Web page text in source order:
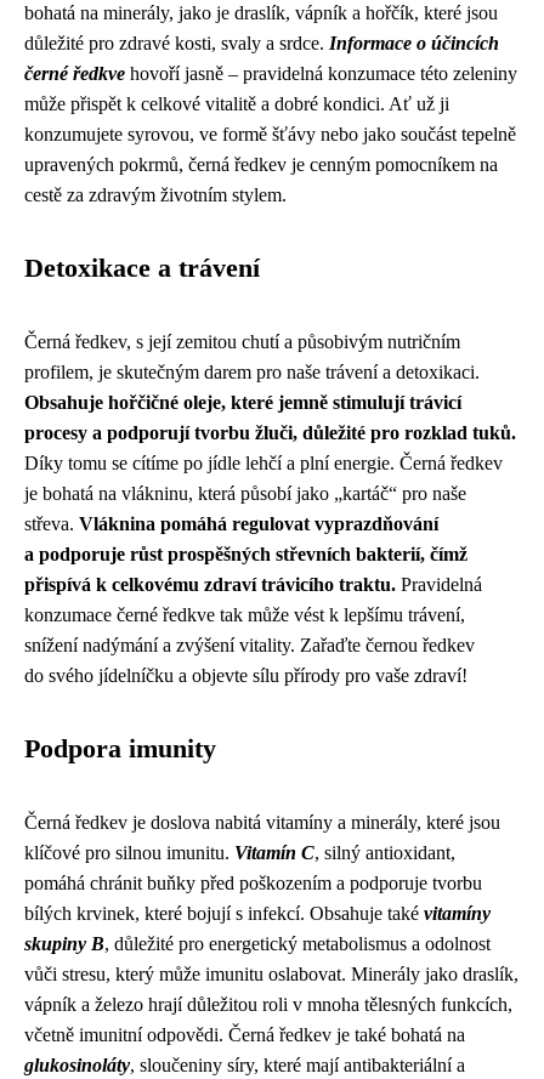
bohatá na minerály, jako je draslík, vápník a hořčík, které jsou
důležité pro zdravé kosti, svaly a srdce. Informace o účincích
černé ředkve hovoří jasně – pravidelná konzumace této zeleniny
může přispět k celkové vitalitě a dobré kondici. Ať už ji
konzumujete syrovou, ve formě šťávy nebo jako součást tepelně
upravených pokrmů, černá ředkev je cenným pomocníkem na
cestě za zdravým životním stylem.
Detoxikace a trávení
Černá ředkev, s její zemitou chutí a působivým nutričním
profilem, je skutečným darem pro naše trávení a detoxikaci.
Obsahuje hořčičné oleje, které jemně stimulují trávicí
procesy a podporují tvorbu žluči, důležité pro rozklad tuků.
Díky tomu se cítíme po jídle lehčí a plní energie. Černá ředkev
je bohatá na vlákninu, která působí jako „kartáč“ pro naše
střeva. Vláknina pomáhá regulovat vyprazdňování
a podporuje růst prospěšných střevních bakterií, čímž
přispívá k celkovému zdraví trávicího traktu. Pravidelná
konzumace černé ředkve tak může vést k lepšímu trávení,
snížení nadýmání a zvýšení vitality. Zařaďte černou ředkev
do svého jídelníčku a objevte sílu přírody pro vaše zdraví!
Podpora imunity
Černá ředkev je doslova nabitá vitamíny a minerály, které jsou
klíčové pro silnou imunitu. Vitamín C, silný antioxidant,
pomáhá chránit buňky před poškozením a podporuje tvorbu
bílých krvinek, které bojují s infekcí. Obsahuje také vitamíny
skupiny B, důležité pro energetický metabolismus a odolnost
vůči stresu, který může imunitu oslabovat. Minerály jako draslík,
vápník a železo hrají důležitou roli v mnoha tělesných funkcích,
včetně imunitní odpovědi. Černá ředkev je také bohatá na
glukosinoláty, sloučeniny síry, které mají antibakteriální a